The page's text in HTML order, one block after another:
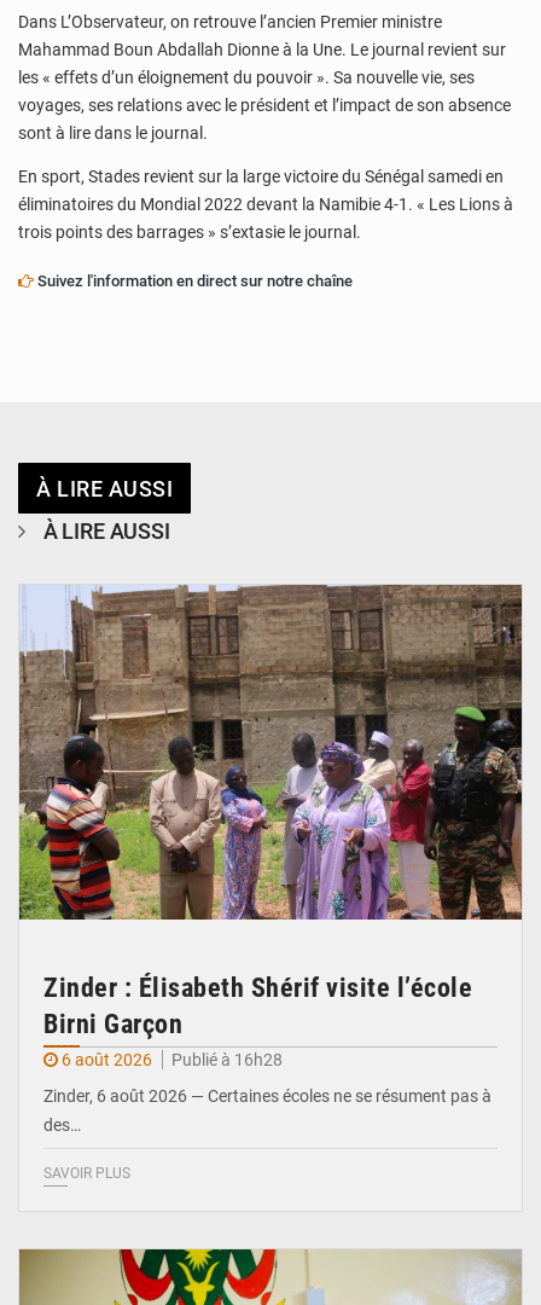
Dans L’Observateur, on retrouve l’ancien Premier ministre
Mahammad Boun Abdallah Dionne à la Une. Le journal revient sur
les « effets d’un éloignement du pouvoir ». Sa nouvelle vie, ses
voyages, ses relations avec le président et l’impact de son absence
sont à lire dans le journal.
En sport, Stades revient sur la large victoire du Sénégal samedi en
éliminatoires du Mondial 2022 devant la Namibie 4-1. « Les Lions à
trois points des barrages » s’extasie le journal.
Suivez l'information en direct sur notre chaîne
À LIRE AUSSI
À LIRE AUSSI
Zinder : Élisabeth Shérif visite l’école
Birni Garçon
6 août 2026
Publié à 16h28
Zinder, 6 août 2026 — Certaines écoles ne se résument pas à
des…
SAVOIR PLUS